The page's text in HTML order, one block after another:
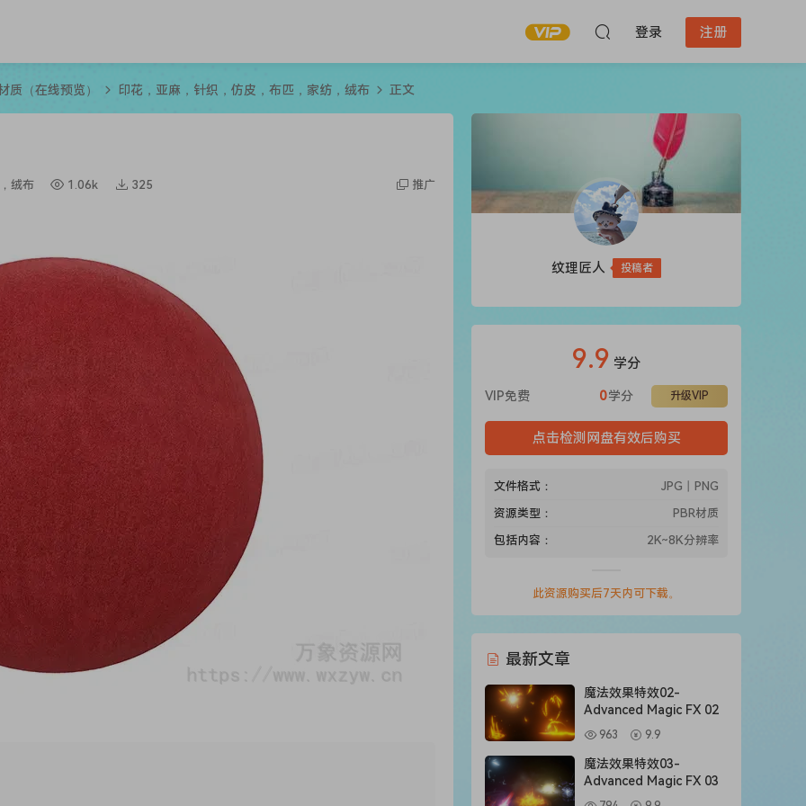
登录 注册
质（在线预览） 印花，亚麻，针织，仿皮，布匹，家纺，绒布 正文
绒布 1.06k 325 推广
纹理匠人 投稿者
9.9 学分
VIP免费 升级VIP
0学分
点击检测网盘有效后购买
文件格式：
JPG丨PNG
资源类型：
PBR材质
包括内容：
2K~8K分辨率
此资源购买后7天内可下载。
最新文章
魔法效果特效02-
Advanced Magic FX 02
963 9.9
魔法效果特效03-
Advanced Magic FX 03